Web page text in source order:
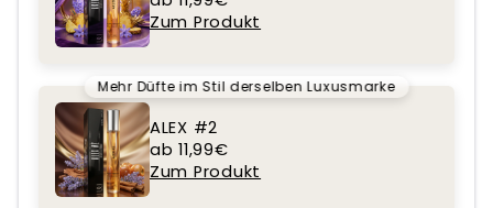
Zum Produkt
Mehr Düfte im Stil derselben Luxusmarke
ALEX #2
ab 11,99€
Zum Produkt